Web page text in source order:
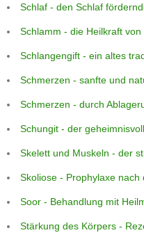
Schlaf - den Schlaf
Schlamm - die Heilkraft
Schlangengift - ein altes
Schmerzen - sanfte und
Schmerzen - durch
Schungit - der
Skelett und Muskeln - der
Skoliose - Prophylaxe nach
Soor - Behandlung mit
Stärkung des Körpers -